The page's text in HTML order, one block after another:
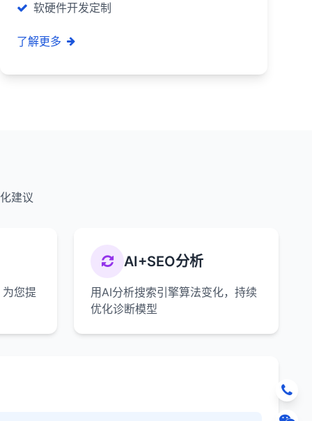
软硬件开发定制
了解更多
建议
您提
AI+SEO分析
用AI分析搜索引擎算法变化，持续
优化诊断模型